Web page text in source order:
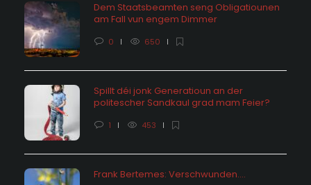
Dem Staatsbeamten seng Obligatiounen
am Fall vun engem Dimmer
0 650
Spillt déi jonk Generatioun an der
politescher Sandkaul grad mam Feier?
1 453
Frank Bertemes: Verschwunden….